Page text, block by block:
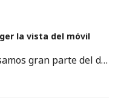
la vista del móvil
Actualmente, nos pasamos gran parte del día delante de una pantalla. Sobre todo, frente a la pantalla del móvil o…